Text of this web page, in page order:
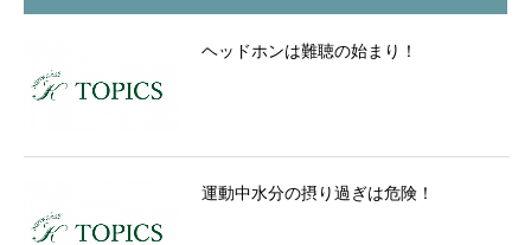
ヘッドホンは難聴の始まり！
運動中水分の摂り過ぎは危険！